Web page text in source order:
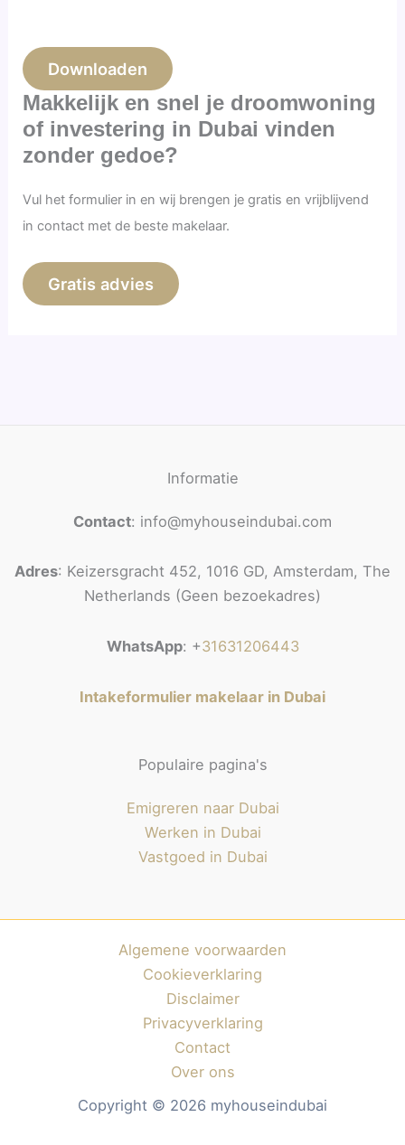
Downloaden
Makkelijk en snel je droomwoning
of investering in Dubai vinden
zonder gedoe?
Vul het formulier in en wij brengen je gratis en vrijblijvend
in contact met de beste makelaar.
Gratis advies
Informatie
Contact: info@myhouseindubai.com
Adres: Keizersgracht 452, 1016 GD, Amsterdam, The
Netherlands (Geen bezoekadres)
WhatsApp: +31631206443
Intakeformulier makelaar in Dubai
Populaire pagina's
Emigreren naar Dubai
Werken in Dubai
Vastgoed in Dubai
Algemene voorwaarden
Cookieverklaring
Disclaimer
Privacyverklaring
Contact
Over ons
Copyright © 2026 myhouseindubai